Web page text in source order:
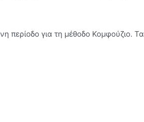
περίοδο για τη µέθοδο Κοµφούζιο. Τα